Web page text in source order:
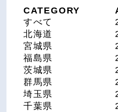
CATEGORY
すべて
北海道
宮城県
福島県
茨城県
群馬県
埼玉県
千葉県